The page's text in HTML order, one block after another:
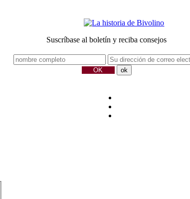
Suscríbase al boletín y reciba consejos